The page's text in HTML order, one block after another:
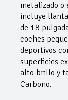
metalizado o
incluye
de 18
coches
deportivos
superficies
alto brillo y
Carbono.